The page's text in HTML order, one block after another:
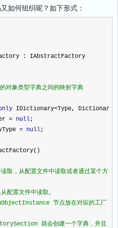
何组织呢？如下形式：
: IAbstractFactory
对象类型字典之间的映射字典
IDictionary<Type, Dictionar
= null;
= null;
取，从配置文件中读取或者通过某个方
配置文件中读取。
ObjectInstance 节点放在对应的工厂
就会创建一个字典，并且